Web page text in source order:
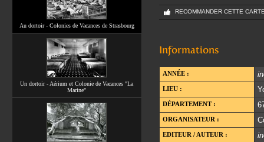
Au dortoir - Colonies de Vacances de Strasbourg
Un dortoir - Aérium et Colonie de Vacances "La
Marine"
RECOMMANDER CETTE
Informations
ANNÉE :
LIEU :
DÉPARTEMENT :
ORGANISATEUR :
EDITEUR / AUTEUR :